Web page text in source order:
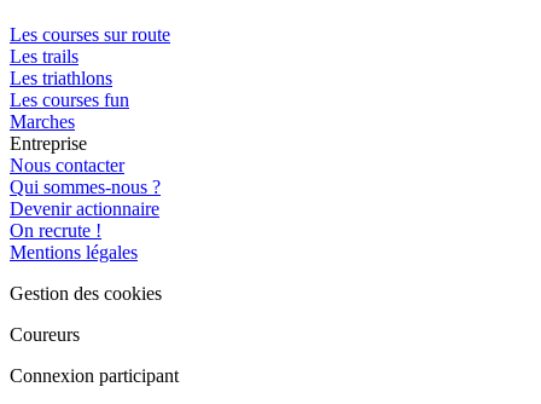
Les courses sur route
Les trails
Les triathlons
Les courses fun
Marches
Entreprise
Nous contacter
Qui sommes-nous ?
Devenir actionnaire
On recrute !
Mentions légales
Gestion des cookies
Coureurs
Connexion participant